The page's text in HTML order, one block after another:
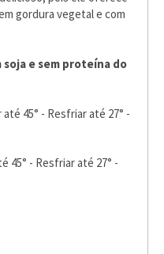
gordura vegetal e com
e sem proteína do
45° - Resfriar até 27° -
45° - Resfriar até 27° -